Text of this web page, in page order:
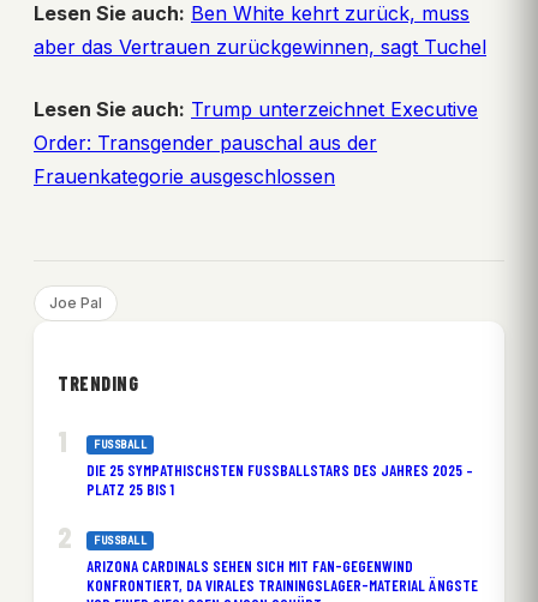
Lesen Sie auch: Ben White kehrt zurück, muss
aber das Vertrauen zurückgewinnen, sagt Tuchel
Lesen Sie auch: Trump unterzeichnet Executive
Order: Transgender pauschal aus der
Frauenkategorie ausgeschlossen
Joe Pal
TRENDING
FUSSBALL
DIE 25 SYMPATHISCHSTEN FUSSBALLSTARS DES JAHRES 2025 – P
LATZ 25 BIS 1
FUSSBALL
ARIZONA CARDINALS SEHEN SICH MIT FAN-GEGENWIND
KONFRONTIERT, DA VIRALES TRAININGSLAGER-MATERIAL ÄNGSTE